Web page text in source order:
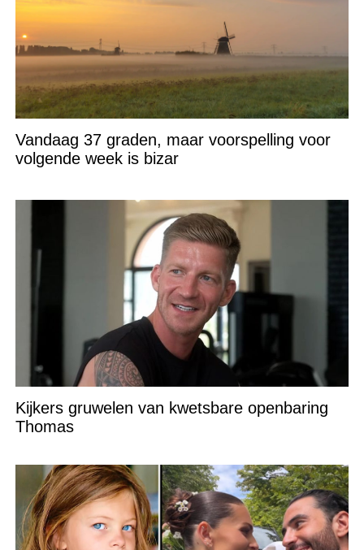
Vandaag 37 graden, maar voorspelling voor
volgende week is bizar
Kijkers gruwelen van kwetsbare openbaring
Thomas